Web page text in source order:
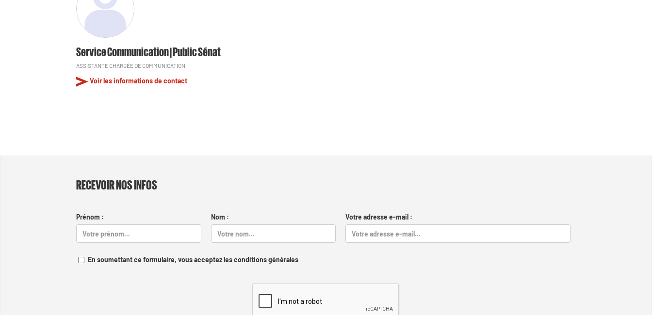
Service Communication | Public Sénat
ASSISTANTE CHARGÉE DE COMMUNICATION
Voir les informations de contact
RECEVOIR NOS INFOS
Prénom : Nom : Votre adresse e-mail :
En soumettant ce formulaire, vous acceptez les conditions générales